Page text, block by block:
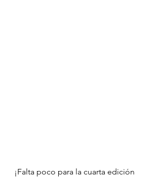
¡Falta poco para la cuarta edición